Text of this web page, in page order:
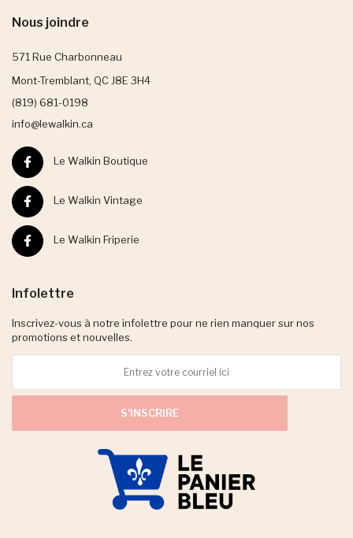
Nous joindre
571 Rue Charbonneau
Mont-Tremblant, QC J8E 3H4
(819) 681-0198
info@lewalkin.ca
Le Walkin Boutique
Le Walkin Vintage
Le Walkin Friperie
Infolettre
Inscrivez-vous à notre infolettre pour ne rien manquer sur nos
promotions et nouvelles.